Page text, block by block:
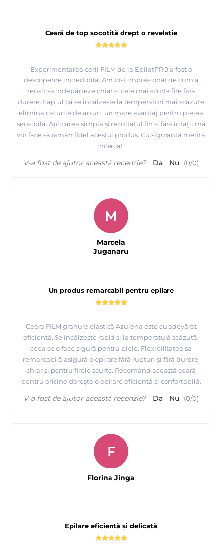
Ceară de top socotită drept o revelație
Experimentarea cerii FILM de la EpilatPRO a fost o
descoperire incredibilă. Am fost impresionat de cum a
reușit să îndepărteze chiar și cele mai scurte fire fără
durere. Faptul că se încălzește la temperaturi mai scăzute
elimină riscurile de arsuri, un mare avantaj pentru pielea
sensibilă. Aplicarea simplă și rezultatul fin și fără iritații mă
vor face să rămân fidel acestui produs. Cu siguranță merită
încercat!
V-a fost de ajutor această recenzie? Da Nu (0/0)
Un produs remarcabil pentru epilare
Ceara FILM granule elastică Azulena este cu adevărat
eficientă. Se încălzește rapid și la temperatură scăzută,
ceea ce o face sigură pentru piele. Flexibilitatea sa
remarcabilă asigură o epilare fără rupturi și fără durere,
chiar și pentru firele scurte. Recomand această ceară
pentru oricine dorește o epilare eficientă și confortabilă.
M
Marcela
Juganaru
V-a fost de ajutor această recenzie? Da Nu (0/0)
Epilare eficientă și delicată
F
Florina Jinga